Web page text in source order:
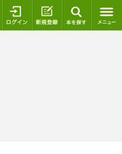
ログイン 新規登録